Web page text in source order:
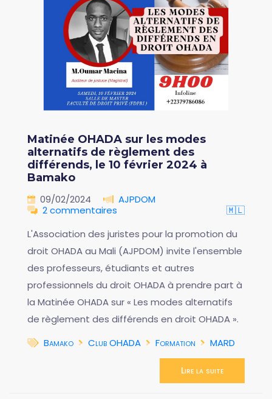
Matinée OHADA sur les modes
alternatifs de règlement des
différends, le 10 février 2024 à
Bamako
09/02/2024
AJPDOM
2 commentaires
🇲🇱
L'Association des juristes pour la promotion du
droit OHADA au Mali (AJPDOM) invite l'ensemble
des professeurs, étudiants et autres
professionnels du droit OHADA à prendre part à
la Matinée OHADA sur « Les modes alternatifs
de règlement des différends en droit OHADA ».
Bamako
Club OHADA Formation MARD
Lire la suite